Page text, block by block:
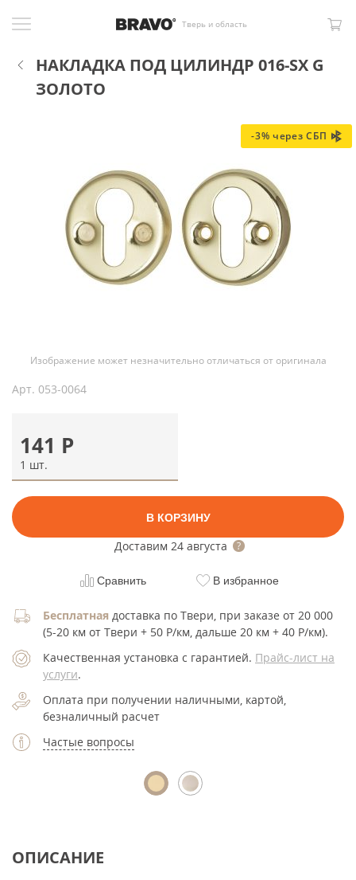
Тверь и область
НАКЛАДКА ПОД ЦИЛИНДР 016-SX G
ЗОЛОТО
-3% через СБП
Изображение может незначительно отличаться от оригинала
Арт. 053-0064
141 Р
1 шт.
В КОРЗИНУ
Доставим 24 августа
Сравнить В избранное
Бесплатная доставка по Твери, при заказе от 20 000
(5-20 км от Твери + 50 Р/км, дальше 20 км + 40 Р/км).
Качественная установка с гарантией. Прайс-лист на
услуги.
Оплата при получении наличными, картой,
безналичный расчет
Частые вопросы
ОПИСАНИЕ